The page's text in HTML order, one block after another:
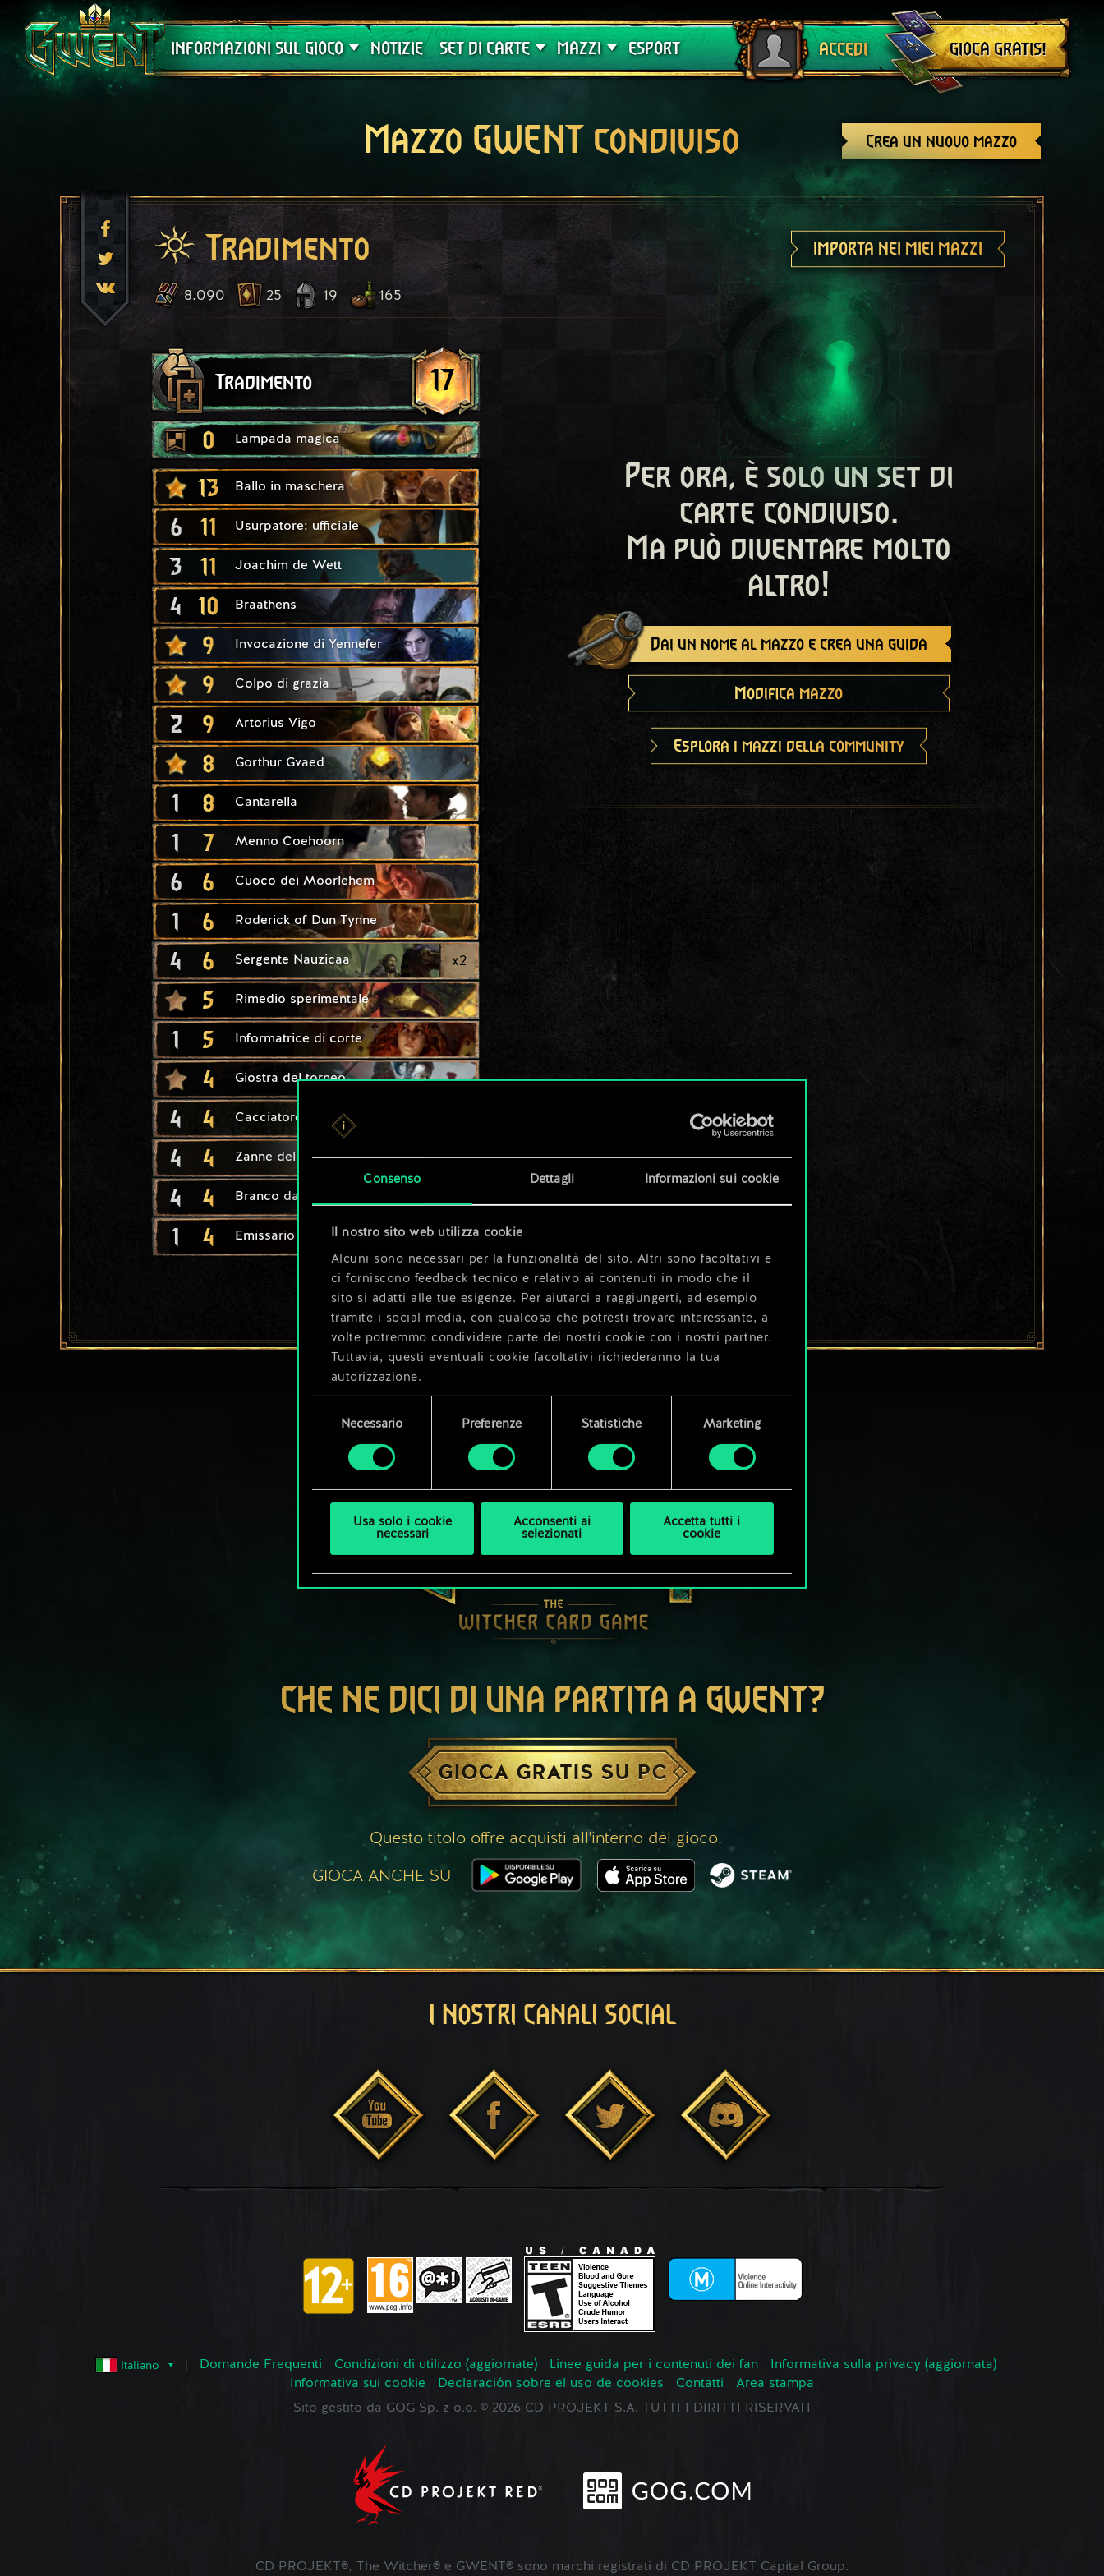
Consenso Dettagli Informazioni sui cookie
Il nostro sito web utilizza cookie
Alcuni sono necessari per la funzionalità del sito. Altri sono facoltativi e
ci forniscono feedback tecnico e relativo ai contenuti in modo che il
sito si adatti alle tue esigenze. Per aiutarci a raggiungerti, ad esempio
tramite i social media, con qualcosa che potresti trovare interessante, a
volte potremmo condividere parte dei nostri cookie con i nostri partner.
Tuttavia, questi eventuali cookie facoltativi richiederanno la tua
autorizzazione.
Tutti i dettagli su come utilizziamo i cookie e su come impostare le tue
consenso
Necessario Preferenze Statistiche Marketing
Usa solo i cookie
necessari
Acconsenti ai
selezionati
Accetta tutti i
cookie
INFORMAZIONI SUL GIOCO
Assistenza
NOTIZIE SET DI CARTE
Crimson Curse
MAZZI
Guide
ESPORT ACCEDI
Esci
GIOCA GRATIS!
Crea un nuovo mazzo
Mazzo GWENT condiviso
Tradimento IMPORTA NEI MIEI MAZZI
8.090 25 19 165
Tradimento 17
0 Lampada magica
13 Ballo in maschera
6 11 Usurpatore: ufficiale
3 11 Joachim de Wett
4 10 Braathens
9 Invocazione di Yennefer
9 Colpo di grazia
2 9 Artorius Vigo
8 Gorthur Gvaed
1 8 Cantarella
1 7 Menno Coehoorn
6 6 Cuoco dei Moorlehem
1 6 Roderick of Dun Tynne
4 6 Sergente Nauzicaa x2
5 Rimedio sperimentale
1 5 Informatrice di corte
4 Giostra del torneo
4 4 Cacciatore (schiavi)
4 4 Zanne dell'Impero x2
4 4 Branco da caccia
1 4 Emissario x2
Per ora, è solo un set di
carte condiviso.
Ma può diventare molto
altro!
Dai un nome al mazzo e crea una guida
Modifica mazzo
Esplora i mazzi della community
CHE NE DICI DI UNA PARTITA A GWENT?
GIOCA GRATIS SU PC
Questo titolo offre acquisti all'interno del gioco.
GIOCA ANCHE SU
I NOSTRI CANALI SOCIAL
Italiano Domande Frequenti Condizioni di utilizzo (aggiornate) Linee guida per i contenuti dei fan
Informativa sulla privacy (aggiornata)
Informativa sui cookie
Declaración sobre el uso de cookies Contatti
Area stampa
Sito gestito da GOG Sp. z o.o. © 2026 CD PROJEKT S.A. TUTTI I DIRITTI RISERVATI
CD PROJEKT®, The Witcher® e GWENT® sono marchi registrati di CD PROJEKT Capital Group.